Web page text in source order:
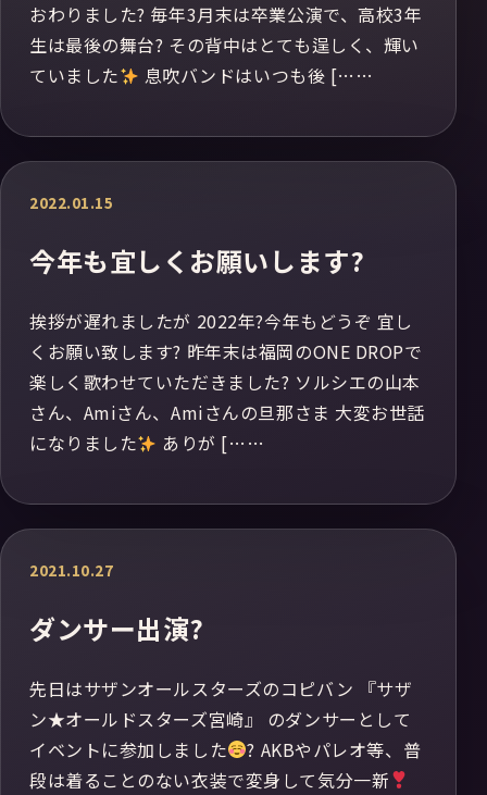
おわりました? 毎年3月末は卒業公演で、高校3年
生は最後の舞台? その背中はとても逞しく、輝い
ていました
息吹バンドはいつも後 [……
2022.01.15
今年も宜しくお願いします?
挨拶が遅れましたが 2022年?今年もどうぞ 宜し
くお願い致します? 昨年末は福岡のONE DROPで
楽しく歌わせていただきました? ソルシエの山本
さん、Amiさん、Amiさんの旦那さま 大変お世話
になりました
ありが [……
2021.10.27
ダンサー出演?
先日はサザンオールスターズのコピバン 『サザ
ン★オールドスターズ宮崎』 のダンサーとして
イベントに参加しました
? AKBやパレオ等、普
段は着ることのない衣装で変身して気分一新